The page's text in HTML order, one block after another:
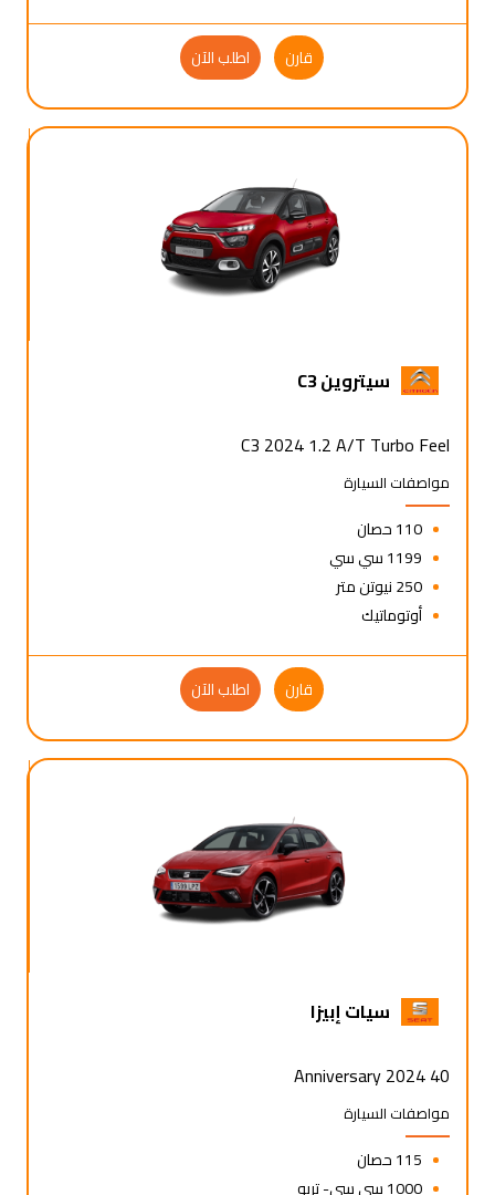
قارن اطلب الآن
سيتروين C3
C3 2024 1.2 A/T Turbo Feel
مواصفات السيارة
110 حصان
1199 سي سي
250 نيوتن متر
أوتوماتيك
قارن اطلب الآن
سيات إبيزا
40 Anniversary 2024
مواصفات السيارة
115 حصان
1000 سي سي- تربو